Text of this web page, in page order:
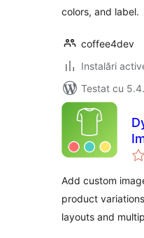
colors, and label.
coffee4dev
Instalări
Testat cu
Add custom
product
layouts and